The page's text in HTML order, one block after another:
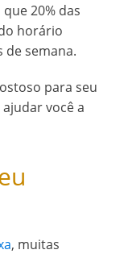
20% das
horário
de semana.
para seu
você a
, muitas